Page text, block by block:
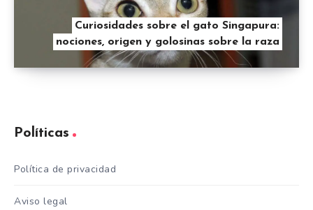
Curiosidades sobre el gato Singapura:
nociones, origen y golosinas sobre la raza
Políticas
Política de privacidad
Aviso legal